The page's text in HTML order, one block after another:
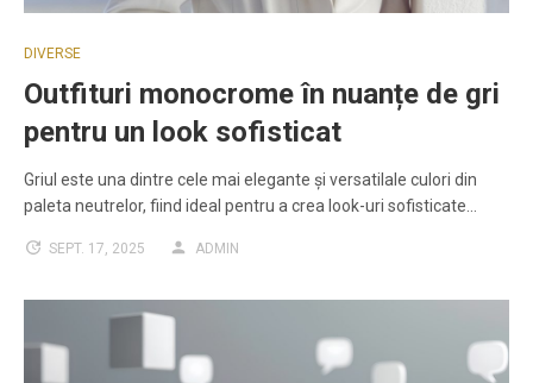
DIVERSE
Outfituri monocrome în nuanțe de gri
pentru un look sofisticat
Griul este una dintre cele mai elegante și versatilale culori din
paleta neutrelor, fiind ideal pentru a crea look-uri sofisticate…
SEPT. 17, 2025 ADMIN